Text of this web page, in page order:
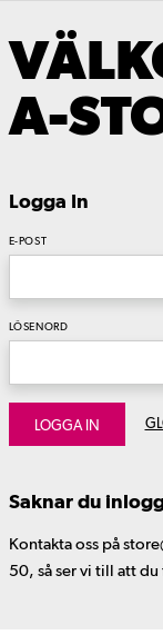
A-
Logga In
E-POST
LÖSENORD
LOGGA IN
Saknar du
Kontakta oss på
50, så ser vi till att